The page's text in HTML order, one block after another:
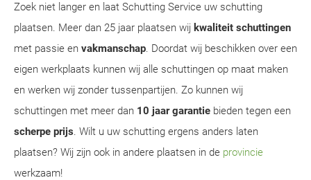
Zoek niet langer en laat Schutting Service uw schutting
plaatsen. Meer dan 25 jaar plaatsen wij kwaliteit schuttingen
met passie en vakmanschap. Doordat wij beschikken over een
eigen werkplaats kunnen wij alle schuttingen op maat maken
en werken wij zonder tussenpartijen. Zo kunnen wij
schuttingen met meer dan 10 jaar garantie bieden tegen een
scherpe prijs. Wilt u uw schutting ergens anders laten
plaatsen? Wij zijn ook in andere plaatsen in de provincie
werkzaam!